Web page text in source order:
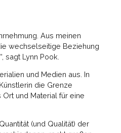
Aus meinen
wechselseitige Beziehung
sagt Lynn Pook.
und Medien aus. In
die Grenze
und Material für eine
(und Qualität) der